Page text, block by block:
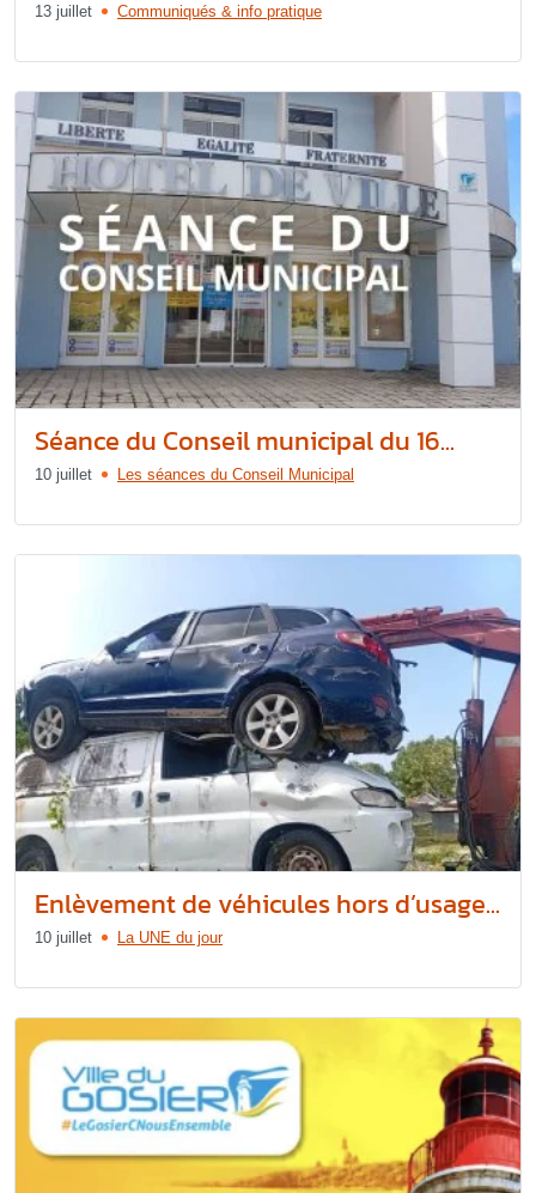
13 juillet Communiqués & info pratique
Séance du Conseil municipal du 16...
10 juillet Les séances du Conseil Municipal
Enlèvement de véhicules hors d’usage...
10 juillet La UNE du jour